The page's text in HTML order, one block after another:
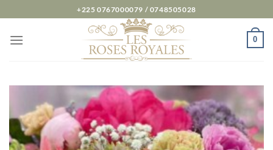
au
contenu
+225 0767000079 / 0748505028
0